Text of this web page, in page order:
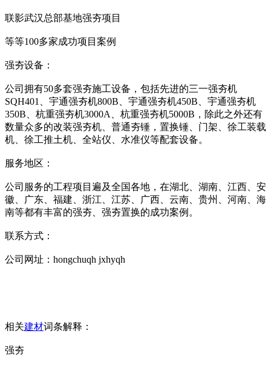
联影武汉总部基地强夯项目
等等100多家成功项目案例
强夯设备：
公司拥有50多套强夯施工设备，包括先进的三一强夯机
SQH401、宇通强夯机800B、宇通强夯机450B、宇通强夯机
350B、杭重强夯机3000A、杭重强夯机5000B，除此之外还有
数量众多的改装强夯机、普通夯锤，置换锤、门架、徐工装载
机、徐工推土机、全站仪、水准仪等配套设备。
服务地区：
公司服务的工程项目遍及全国各地，在湖北、湖南、江西、安
徽、广东、福建、浙江、江苏、广西、云南、贵州、河南、海
南等都有丰富的强夯、强夯置换的成功案例。
联系方式：
公司网址：hongchuqh jxhyqh
相关建材词条解释：
强夯